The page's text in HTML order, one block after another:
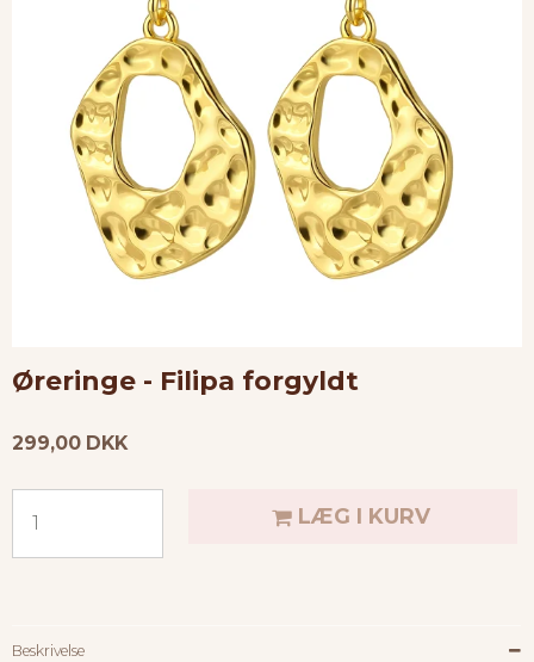
Øreringe - Filipa forgyldt
299,00 DKK
LÆG I KURV
Beskrivelse